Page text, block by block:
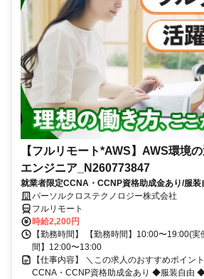
【フルリモート*AWS】AWS環境
エンジニア_N260773847
就業者限定CCNA・CCNP資格助成金あり/服装
モートワーク/8月スタート/10時開始/大手通信事
パーソルクロステクノロジー株式会社
フルリモート
時給2,200円
【勤務時間】 【勤務時間】10:00〜19:00(
間】12:00〜13:00
【仕事内容】 ＼この求人のおすすめポイン
CCNA・CCNP資格助成金あり ◆服装自由